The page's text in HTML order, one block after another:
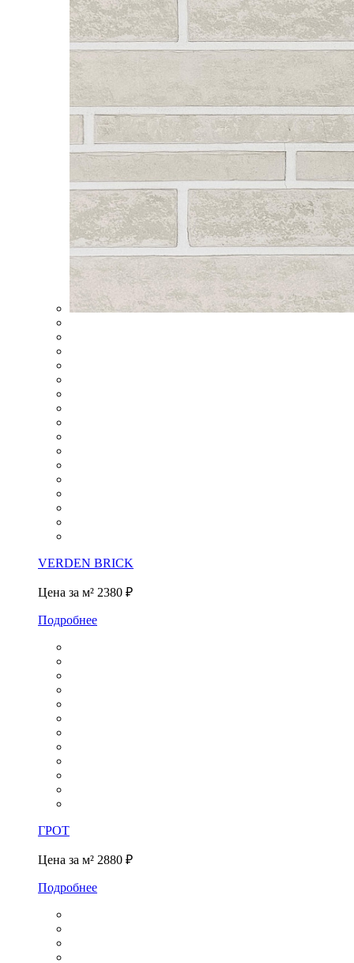
VERDEN BRICK
Цена за м² 2380 ₽
Подробнее
ГРОТ
Цена за м² 2880 ₽
Подробнее